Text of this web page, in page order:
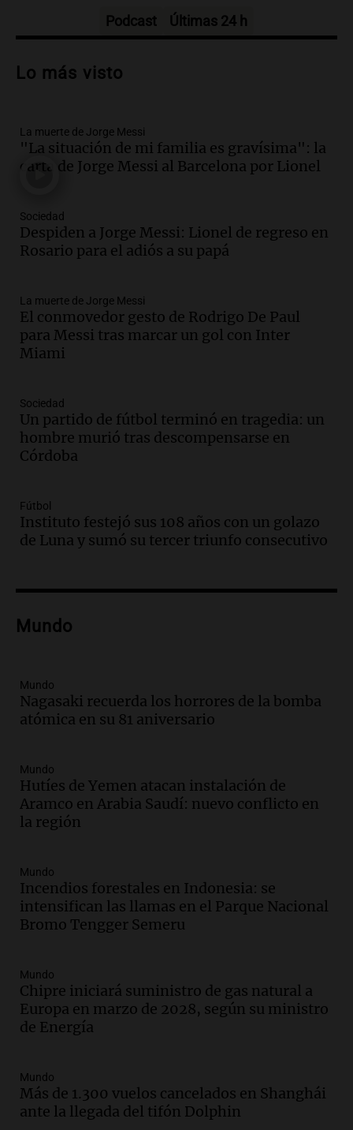
Audio.Trágico accidente en Mendoza:
vehículos desde un puente
Audio.Tragedia en Mendoza: un muerto
y cinco heridos tras caer dos autos desde
un puente
Audio.Messi llegará esta noche a
Rosario para acompañar a su familia
Episodios
Audio.Ley de Propiedad Privada: el revés
en el Congreso expuso una debilidad
comunicacional del Gobierno
Episodios
Audio.Casabindo se prepara para una
celebración única: 30.000 turistas y el
tradicional Toreo de la Vincha
Audio.Borges, abogada de Pourrain:
"Tres hombres se lo llevaron para
hacerle preguntas y nunca regresó"
Episodios
metros del río Suquía y retiraron hasta
Episodios
Audio.La historia de la servilleta que
firmó Jorge Messi para el primer
Episodios
Audio.Joan Gaspart: "Sin Jorge, no sé si
Messi hubiera llegado adonde llegó"
Audio. El orgullo y el sueño argentino de
Jorge Messi en una entrevista con Rony
Vargas en 2007
Audio.El abuelo de Agostina Vega, tras
las nuevas detenciones: "En esa casa
todos tenían algo que ver"
Audio.
Una nutricionista derribó el mito
del desayuno ideal: qué alimentos
conviene priorizar
Podcast Últimas 24 h
Lo más visto
La muerte de Jorge Messi
"La situación de mi familia es gravísima": la
carta de Jorge Messi al Barcelona por Lionel
Sociedad
Despiden a Jorge Messi: Lionel de regreso en
Rosario para el adiós a su papá
La muerte de Jorge Messi
El conmovedor gesto de Rodrigo De Paul
para Messi tras marcar un gol con Inter
Miami
Sociedad
Un partido de fútbol terminó en tragedia: un
hombre murió tras descompensarse en
Córdoba
Fútbol
Instituto festejó sus 108 años con un golazo
de Luna y sumó su tercer triunfo consecutivo
Mundo
Mundo
Nagasaki recuerda los horrores de la bomba
atómica en su 81 aniversario
Mundo
Hutíes de Yemen atacan instalación de
Aramco en Arabia Saudí: nuevo conflicto en
la región
Mundo
Incendios forestales en Indonesia: se
intensifican las llamas en el Parque Nacional
Bromo Tengger Semeru
Mundo
Chipre iniciará suministro de gas natural a
Europa en marzo de 2028, según su ministro
de Energía
Mundo
Más de 1.300 vuelos cancelados en Shanghái
ante la llegada del tifón Dolphin